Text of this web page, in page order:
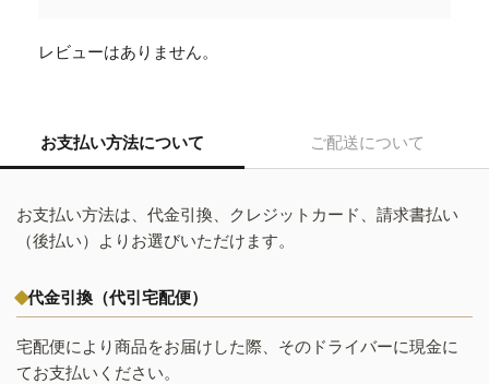
レビューはありません。
お支払い方法について ご配送について
お支払い方法は、代金引換、クレジットカード、請求書払い
（後払い）よりお選びいただけます。
代金引換（代引宅配便）
宅配便により商品をお届けした際、そのドライバーに現金に
てお支払いください。